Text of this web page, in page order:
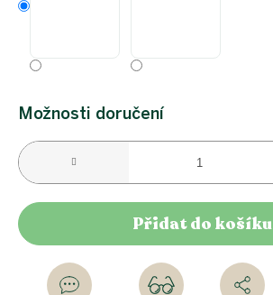
Možnosti doručení
Přidat do košíku